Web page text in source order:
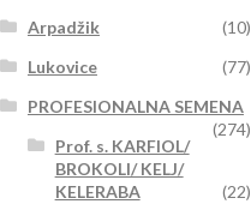
Arpadžik
(10)
Lukovice
(77)
PROFESIONALNA SEMENA
(274)
Prof. s. KARFIOL/
BROKOLI/ KELJ/
KELERABA
(22)